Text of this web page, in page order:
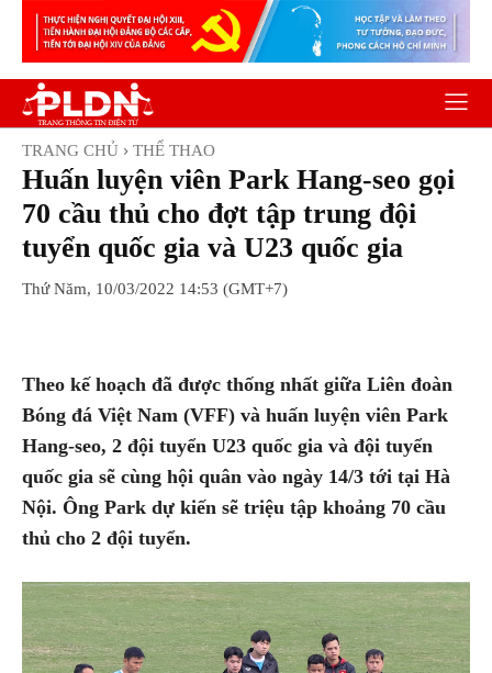
TRANG CHỦ THỂ THAO
Huấn luyện viên Park Hang-seo gọi
70 cầu thủ cho đợt tập trung đội
tuyển quốc gia và U23 quốc gia
Thứ Năm, 10/03/2022 14:53 (GMT+7)
Theo kế hoạch đã được thống nhất giữa Liên đoàn
Bóng đá Việt Nam (VFF) và huấn luyện viên Park
Hang-seo, 2 đội tuyển U23 quốc gia và đội tuyển
quốc gia sẽ cùng hội quân vào ngày 14/3 tới tại Hà
Nội. Ông Park dự kiến sẽ triệu tập khoảng 70 cầu
thủ cho 2 đội tuyển.